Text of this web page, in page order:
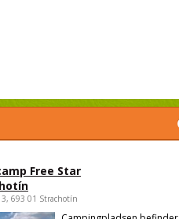
Free Star
3, 693 01 Strachotín